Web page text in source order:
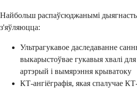
Найбольш распаўсюджанымі
з'яўляюцца:
Ультрагукавое даследаванне
выкарыстоўвае гукавыя хвалі
артэрый і вымярэння крыватоку
КТ-ангіёграфія, якая спалучае